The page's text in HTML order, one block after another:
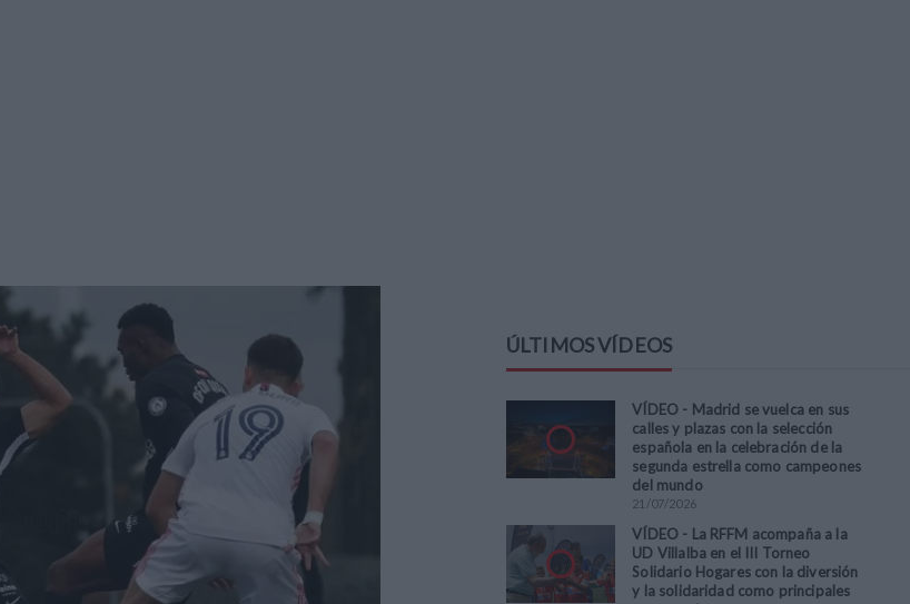
ÚLTIMOS VÍDEOS
VÍDEO - Madrid se vuelca en sus
calles y plazas con la selección
española en la celebración de la
segunda estrella como campeones
del mundo
21 /07/2026
VÍDEO - La RFFM acompaña a la
UD Villalba en el III Torneo
Solidario Hogares con la diversión
y la solidaridad como principales